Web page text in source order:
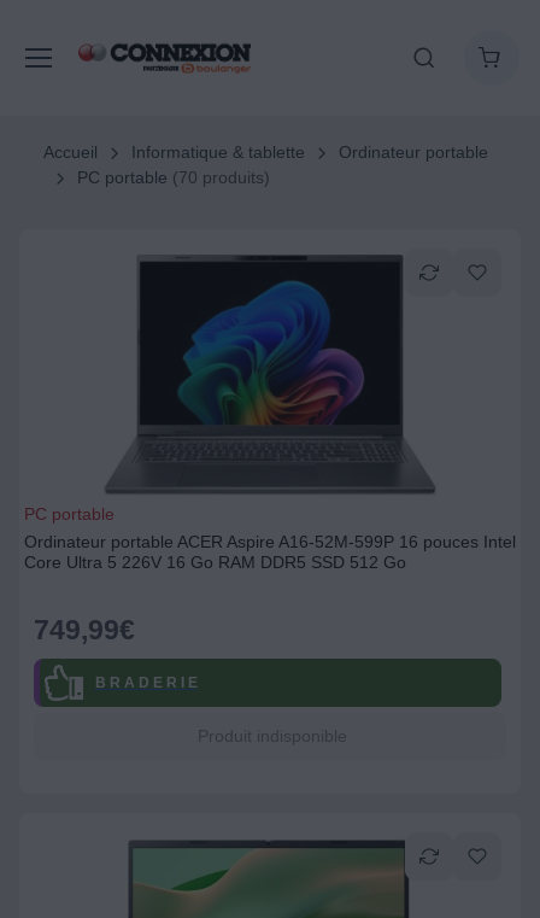
Accueil Informatique & tablette
Ordinateur portable
PC portable (70 produits)
PC portable
Ordinateur portable ACER Aspire A16-52M-599P 16 pouces Intel
Core Ultra 5 226V 16 Go RAM DDR5 SSD 512 Go
749,99€
B R A D E R I E
Produit indisponible